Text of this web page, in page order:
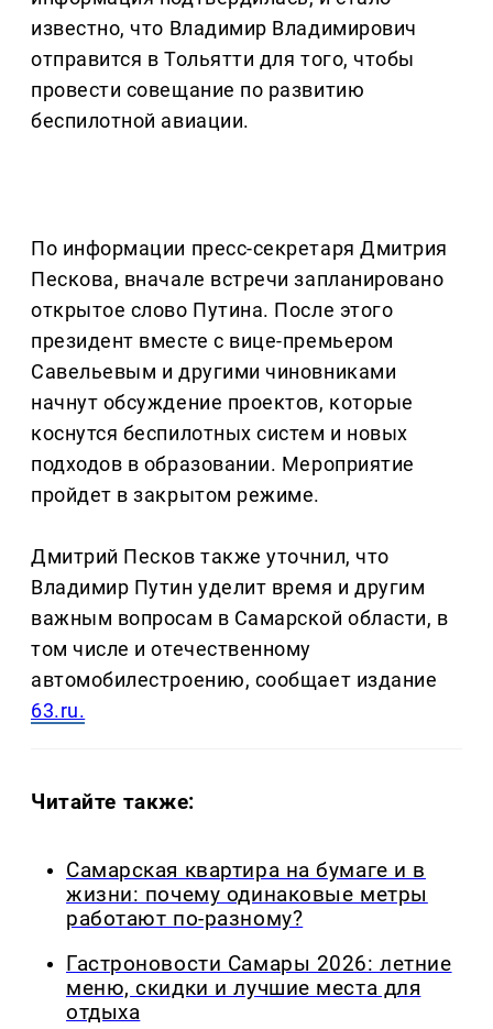
известно, что Владимир Владимирович
отправится в Тольятти для того, чтобы
провести совещание по развитию
беспилотной авиации.
По информации пресс-секретаря Дмитрия
Пескова, вначале встречи запланировано
открытое слово Путина. После этого
президент вместе с вице-премьером
Савельевым и другими чиновниками
начнут обсуждение проектов, которые
коснутся беспилотных систем и новых
подходов в образовании. Мероприятие
пройдет в закрытом режиме.
Дмитрий Песков также уточнил, что
Владимир Путин уделит время и другим
важным вопросам в Самарской области, в
том числе и отечественному
автомобилестроению, сообщает издание
63.ru.
Читайте также:
Самарская квартира на бумаге и в
жизни: почему одинаковые метры
работают по-разному?
Гастроновости Самары 2026: летние
меню, скидки и лучшие места для
отдыха